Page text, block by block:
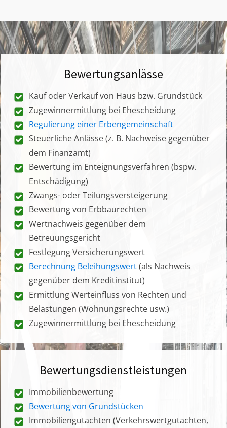
Bewertungsanlässe
Kauf oder Verkauf von Haus bzw. Grundstück
Zugewinnermittlung bei Ehescheidung
Regulierung einer Erbengemeinschaft
Steuerliche Anlässe (z. B. Nachweise gegenüber
dem Finanzamt)
Bewertung im Enteignungsverfahren (bspw.
Entschädigung)
Zwangs- oder Teilungsversteigerung
Bewertung von Erbbaurechten
Wertnachweis gegenüber dem
Betreuungsgericht
Festlegung Versicherungswert
Berechnung Beleihungswert(als Nachweis
gegenüber dem Kreditinstitut)
Ermittlung Werteinfluss von Rechten und
Belastungen (Wohnungsrechte usw.)
Zugewinnermittlung bei Ehescheidung
Bewertungsdienstleistungen
Immobilienbewertung
Bewertung von Grundstücken
Immobiliengutachten (Verkehrswertgutachten,